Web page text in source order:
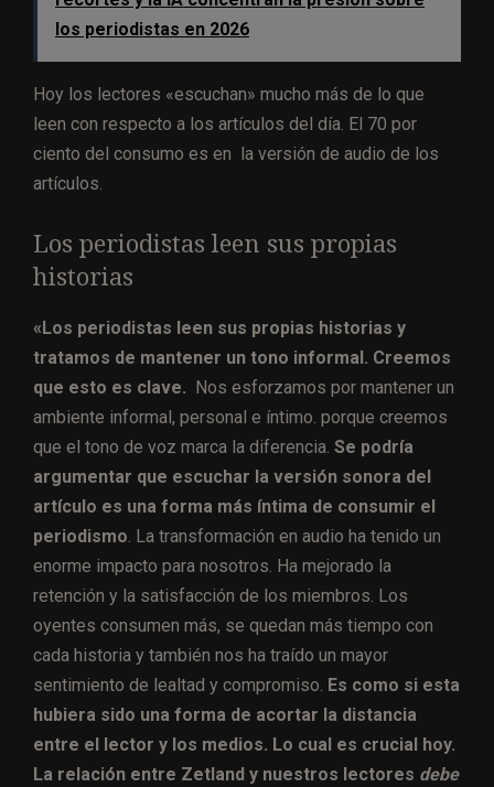
los periodistas en 2026
Hoy los lectores «escuchan» mucho más de lo que
leen con respecto a los artículos del día. El 70 por
ciento del consumo es en la versión de audio de los
artículos.
Los periodistas leen sus propias
historias
«Los periodistas leen sus propias historias y
tratamos de mantener un tono informal. Creemos
que esto es clave. Nos esforzamos por mantener un
ambiente informal, personal e íntimo. porque creemos
que el tono de voz marca la diferencia. Se podría
argumentar que escuchar la versión sonora del
artículo es una forma más íntima de consumir el
periodismo. La transformación en audio ha tenido un
enorme impacto para nosotros. Ha mejorado la
retención y la satisfacción de los miembros. Los
oyentes consumen más, se quedan más tiempo con
cada historia y también nos ha traído un mayor
sentimiento de lealtad y compromiso. Es como si esta
hubiera sido una forma de acortar la distancia
entre el lector y los medios. Lo cual es crucial hoy.
La relación entre Zetland y nuestros lectores debe